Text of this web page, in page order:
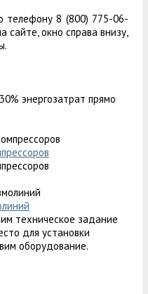
телефону 8 (800) 775-06-
сайте, окно справа внизу,
энергозатрат прямо
техническое задание
для установки
оборудование.